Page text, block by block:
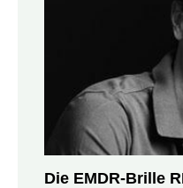
Die EMDR-Brille